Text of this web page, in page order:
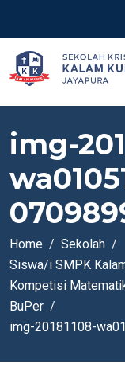
img-
Home
Sekolah
Siswa/i SMPK
Kompetisi
BuPer
img-20181108-